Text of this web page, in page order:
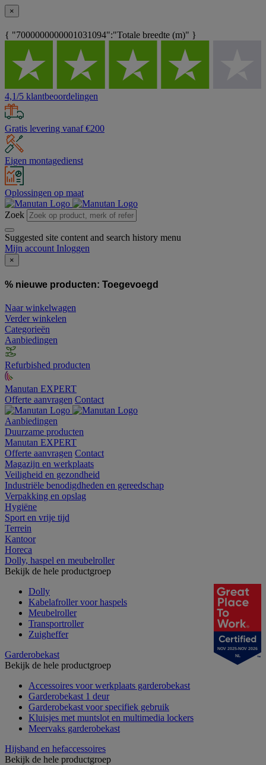
×
{ "7000000000001031094":"Totale breedte (m)" }
4,1/5 klantbeoordelingen
Gratis levering vanaf €200
Eigen montagedienst
Oplossingen op maat
Zoek
Suggested site content and search history menu
Mijn account Inloggen
×
% nieuwe producten: Toegevoegd
Naar winkelwagen
Verder winkelen
Categorieën
Aanbiedingen
Refurbished producten
Manutan EXPERT
Offerte aanvragen Contact
Aanbiedingen
Duurzame producten
Manutan EXPERT
Offerte aanvragen Contact
Magazijn en werkplaats
Veiligheid en gezondheid
Industriële benodigdheden en gereedschap
Verpakking en opslag
Hygiëne
Sport en vrije tijd
Terrein
Kantoor
Horeca
Dolly, haspel en meubelroller
Bekijk de hele productgroep
Dolly
Kabelafroller voor haspels
Meubelroller
Transportroller
Zuigheffer
Garderobekast
Bekijk de hele productgroep
Accessoires voor werkplaats garderobekast
Garderobekast 1 deur
Garderobekast voor specifiek gebruik
Kluisjes met muntslot en multimedia lockers
Meervaks garderobekast
Hijsband en hefaccessoires
Bekijk de hele productgroep
NOV 2025-NOV 2026
NL